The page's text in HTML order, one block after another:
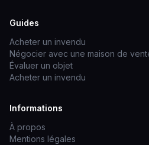
Guides
Acheter un invendu
Négocier avec une maison de
Évaluer un objet
Acheter un invendu
Informations
À propos
Mentions légales